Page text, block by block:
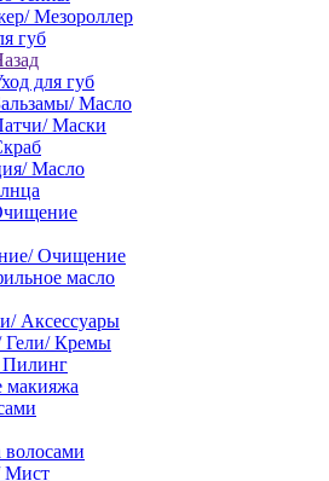
Мезороллер
губ
для губ
Масло
Маски
Масло
Очищение
масло
Аксессуары
Гели/ Кремы
Пилинг
макияжа
волосами
Мист